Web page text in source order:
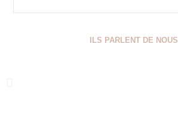
ILS PARLENT DE NOUS